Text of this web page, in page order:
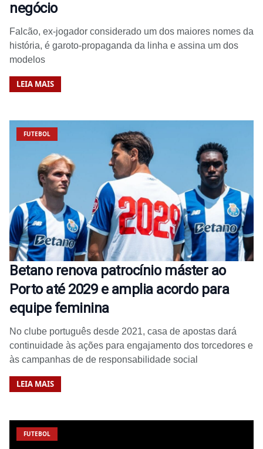
negócio
Falcão, ex-jogador considerado um dos maiores nomes da
história, é garoto-propaganda da linha e assina um dos
modelos
LEIA MAIS
FUTEBOL
Betano renova patrocínio máster ao
Porto até 2029 e amplia acordo para
equipe feminina
No clube português desde 2021, casa de apostas dará
continuidade às ações para engajamento dos torcedores e
às campanhas de de responsabilidade social
LEIA MAIS
FUTEBOL